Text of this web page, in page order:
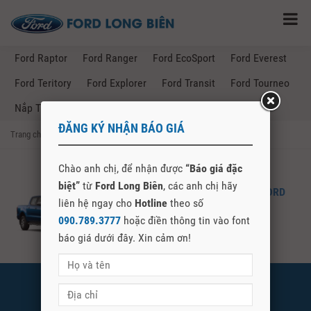
Ford Raptor Ford Ranger Ford EcoSport
Ford Everest
Ford Teritory
Ford Explorer Ford Transit
Ford Tourneo
Nắp Thùng Ford Ranger
Trang chủ Posts Tagged "giá lăn bánh ford ranger bắc cạn"
FORD RANGER – GIÁ LĂN BÁNH FORD
RANGER TẠI BẮC CẠN
ĐĂNG KÝ NHẬN BÁO GIÁ
Chào anh chị, để nhận được “Báo giá đặc
biệt” từ Ford Long Biên, các anh chị hãy
liên hệ ngay cho Hotline theo số
090.789.3777 hoặc điền thông tin vào font
báo giá dưới đây. Xin cảm ơn!